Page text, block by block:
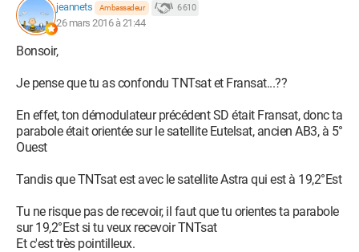
jeannets Ambassadeur 6 610
26 mars 2016 à 21:44
Bonsoir,
Je pense que tu as confondu TNTsat et Fransat...??
En effet, ton démodulateur précédent SD était Fransat, donc ta
parabole était orientée sur le satellite Eutelsat, ancien AB3, à 5°
Ouest
Tandis que TNTsat est avec le satellite Astra qui est à 19,2°Est
Tu ne risque pas de recevoir, il faut que tu orientes ta parabole
sur 19,2°Est si tu veux recevoir TNTsat
Et c'est très pointilleux.